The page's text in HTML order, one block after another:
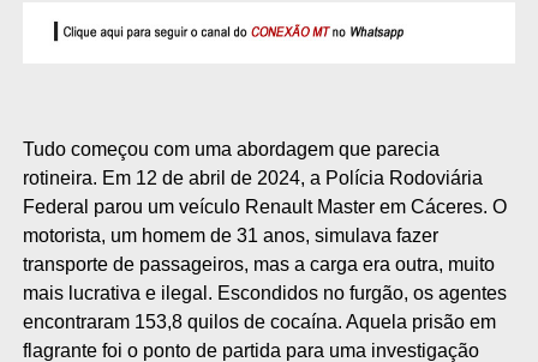
Tudo começou com uma abordagem que parecia
rotineira. Em 12 de abril de 2024, a Polícia Rodoviária
Federal parou um veículo Renault Master em Cáceres. O
motorista, um homem de 31 anos, simulava fazer
transporte de passageiros, mas a carga era outra, muito
mais lucrativa e ilegal. Escondidos no furgão, os agentes
encontraram 153,8 quilos de cocaína. Aquela prisão em
flagrante foi o ponto de partida para uma investigação